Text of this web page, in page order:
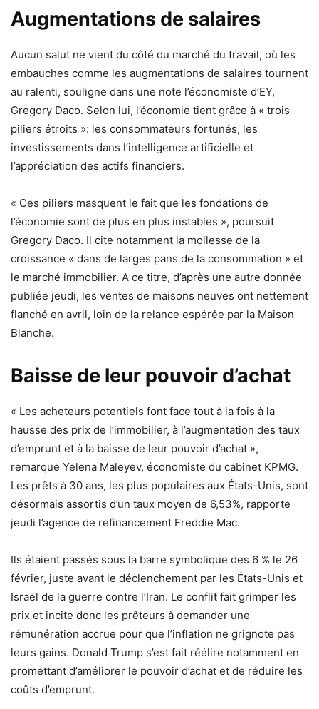
Augmentations de salaires
Aucun salut ne vient du côté du marché du travail, où les
embauches comme les augmentations de salaires tournent
au ralenti, souligne dans une note l’économiste d’EY,
Gregory Daco. Selon lui, l’économie tient grâce à « trois
piliers étroits »: les consommateurs fortunés, les
investissements dans l’intelligence artificielle et
l’appréciation des actifs financiers.
« Ces piliers masquent le fait que les fondations de
l’économie sont de plus en plus instables », poursuit
Gregory Daco. Il cite notamment la mollesse de la
croissance « dans de larges pans de la consommation » et
le marché immobilier. A ce titre, d’après une autre donnée
publiée jeudi, les ventes de maisons neuves ont nettement
flanché en avril, loin de la relance espérée par la Maison
Blanche.
Baisse de leur pouvoir d’achat
« Les acheteurs potentiels font face tout à la fois à la
hausse des prix de l’immobilier, à l’augmentation des taux
d’emprunt et à la baisse de leur pouvoir d’achat »,
remarque Yelena Maleyev, économiste du cabinet KPMG.
Les prêts à 30 ans, les plus populaires aux États-Unis, sont
désormais assortis d’un taux moyen de 6,53%, rapporte
jeudi l’agence de refinancement Freddie Mac.
Ils étaient passés sous la barre symbolique des 6 % le 26
février, juste avant le déclenchement par les États-Unis et
Israël de la guerre contre l’Iran. Le conflit fait grimper les
prix et incite donc les prêteurs à demander une
rémunération accrue pour que l’inflation ne grignote pas
leurs gains. Donald Trump s’est fait réélire notamment en
promettant d’améliorer le pouvoir d’achat et de réduire les
coûts d’emprunt.